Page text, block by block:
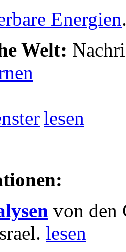
Energien
Welt:
lesen
von den
lesen